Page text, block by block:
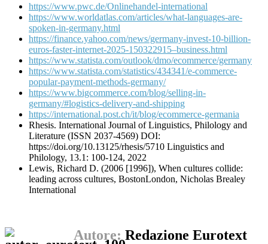
https://www.pwc.de/Onlinehandel-international
https://www.worldatlas.com/articles/what-languages-are-
spoken-in-germany.html
https://finance.yahoo.com/news/germany-invest-10-billion-
euros-faster-internet-2025-150322915–business.html
https://www.statista.com/outlook/dmo/ecommerce/germany
https://www.statista.com/statistics/434341/e-commerce-
popular-payment-methods-germany/
https://www.bigcommerce.com/blog/selling-in-
germany/#logistics-delivery-and-shipping
https://international.post.ch/it/blog/ecommerce-germania
Rhesis. International Journal of Linguistics, Philology and
Literature (ISSN 2037-4569) DOI:
https://doi.org/10.13125/rhesis/5710 Linguistics and
Philology, 13.1: 100-124, 2022
Lewis, Richard D. (2006 [1996]), When cultures collide:
leading across cultures, BostonLondon, Nicholas Brealey
International
Autore: Redazione Eurotext